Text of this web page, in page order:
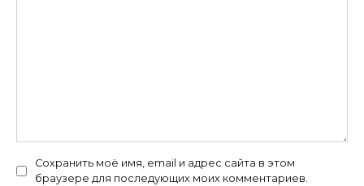
Сохранить моё имя, email и адрес сайта в этом
браузере для последующих моих комментариев.